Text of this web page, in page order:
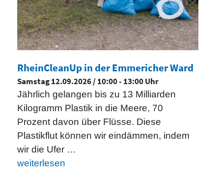
RheinCleanUp in der Emmericher Ward
Samstag 12.09.2026 / 10:00 - 13:00 Uhr
Jährlich gelangen bis zu 13 Milliarden
Kilogramm Plastik in die Meere, 70
Prozent davon über Flüsse. Diese
Plastikflut können wir eindämmen, indem
wir die Ufer …
weiterlesen